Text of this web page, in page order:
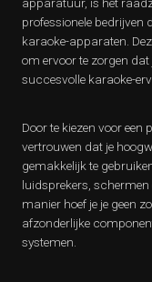
professionele bedrijven
karaoke-apparaten.
om ervoor te zorgen dat
succesvolle karaoke-
Door te kiezen voor een
vertrouwen dat je
gemakkelijk te
luidsprekers, schermen
manier hoef je je geen
afzonderlijke
systemen.